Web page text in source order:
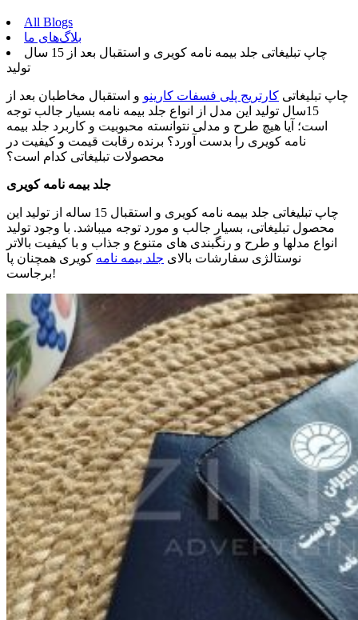
All Blogs
بلاگ‌های ما
چاپ تبلیغاتی جلد بیمه نامه کویری و استقبال بعد از 15 سال
تولید
چاپ تبلیغاتی کارتریج پلی فسفات کارینو و استقبال مخاطبان بعد از
15سال تولید این مدل از انواع جلد بیمه نامه بسیار جالب توجه
است؛ آیا هیچ طرح و مدلی نتوانسته محبوبیت و کاربرد جلد بیمه
نامه کویری را بدست آورد؟ برنده رقابت قیمت و کیفیت در
محصولات تبلیغاتی کدام است؟
جلد بیمه نامه کویری
چاپ تبلیغاتی جلد بیمه نامه کویری و استقبال 15 ساله از تولید این
محصول تبلیغاتی، بسیار جالب و مورد توجه میباشد. با وجود تولید
انواع مدلها و طرح و رنگبندی های متنوع و جذاب و با کیفیت بالاتر
نوستالژی سفارشات بالای جلد بیمه نامه کویری همچنان پا
برجاست!